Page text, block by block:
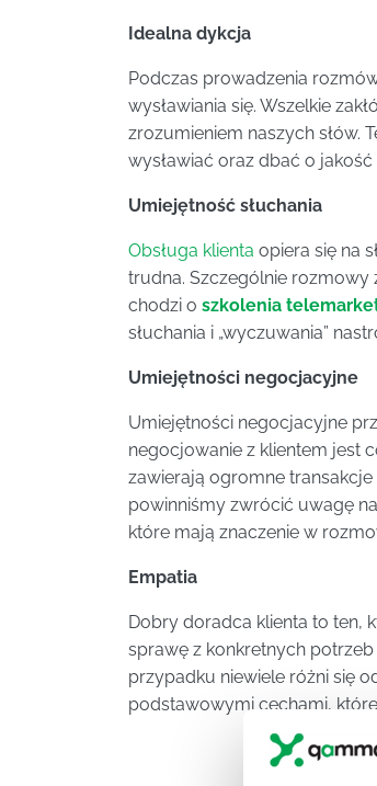
Idealna dykcja
Podczas prowadzenia
wysławiania się. Wszelkie
zrozumieniem naszych słów.
wysławiać oraz dbać o
Umiejętność słuchania
Obsługa klienta opiera się na
trudna. Szczególnie rozmowy
chodzi o szkolenia
słuchania i „wyczuwania”
Umiejętności negocjacyjne
Umiejętności negocjacyjne
negocjowanie z klientem jest
zawierają ogromne
powinniśmy zwrócić uwagę
które mają znaczenie w
Empatia
Dobry doradca klienta to ten,
sprawę z konkretnych
przypadku niewiele różni się
podstawowymi cechami,